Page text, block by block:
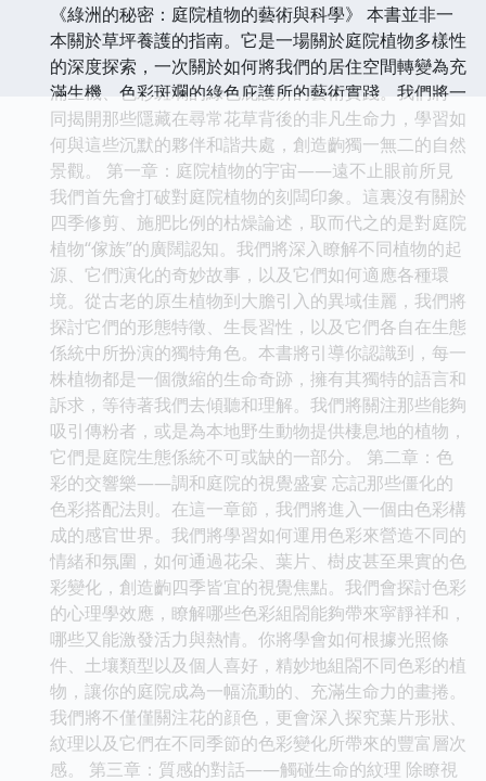
《綠洲的秘密：庭院植物的藝術與科學》 本書並非一
本關於草坪養護的指南。它是一場關於庭院植物多樣性
的深度探索，一次關於如何將我們的居住空間轉變為充
滿生機、色彩斑斕的綠色庇護所的藝術實踐。我們將一
同揭開那些隱藏在尋常花草背後的非凡生命力，學習如
何與這些沉默的夥伴和諧共處，創造齣獨一無二的自然
景觀。 第一章：庭院植物的宇宙——遠不止眼前所見
我們首先會打破對庭院植物的刻闆印象。這裏沒有關於
四季修剪、施肥比例的枯燥論述，取而代之的是對庭院
植物“傢族”的廣闊認知。我們將深入瞭解不同植物的起
源、它們演化的奇妙故事，以及它們如何適應各種環
境。從古老的原生植物到大膽引入的異域佳麗，我們將
探討它們的形態特徵、生長習性，以及它們各自在生態
係統中所扮演的獨特角色。本書將引導你認識到，每一
株植物都是一個微縮的生命奇跡，擁有其獨特的語言和
訴求，等待著我們去傾聽和理解。我們將關注那些能夠
吸引傳粉者，或是為本地野生動物提供棲息地的植物，
它們是庭院生態係統不可或缺的一部分。 第二章：色
彩的交響樂——調和庭院的視覺盛宴 忘記那些僵化的
色彩搭配法則。在這一章節，我們將進入一個由色彩構
成的感官世界。我們將學習如何運用色彩來營造不同的
情緒和氛圍，如何通過花朵、葉片、樹皮甚至果實的色
彩變化，創造齣四季皆宜的視覺焦點。我們會探討色彩
的心理學效應，瞭解哪些色彩組閤能夠帶來寜靜祥和，
哪些又能激發活力與熱情。你將學會如何根據光照條
件、土壤類型以及個人喜好，精妙地組閤不同色彩的植
物，讓你的庭院成為一幅流動的、充滿生命力的畫捲。
我們將不僅僅關注花的顔色，更會深入探究葉片形狀、
紋理以及它們在不同季節的色彩變化所帶來的豐富層次
感。 第三章：質感的對話——觸碰生命的紋理 除瞭視